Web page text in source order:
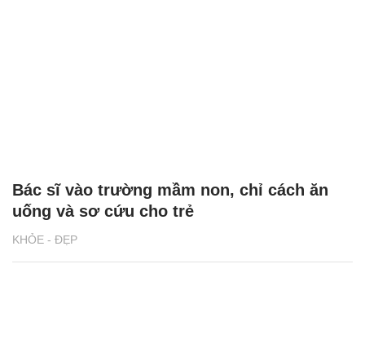
KHỎE - ĐẸP
Bác sĩ vào trường mầm non, chỉ cách ăn
uống và sơ cứu cho trẻ